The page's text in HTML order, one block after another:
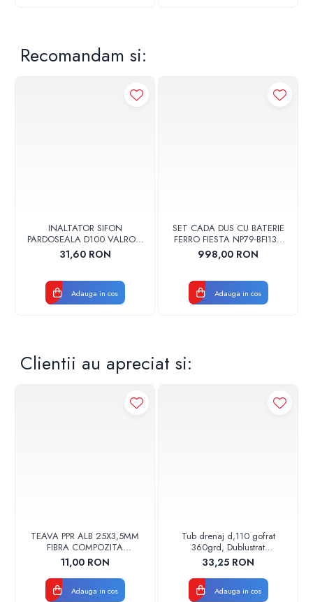
Recomandam si:
INALTATOR SIFON
PARDOSEALA D100 VALROM
17001900004
31,60 RON
Adauga in cos
SET CADA DUS CU BATERIE
FERRO FIESTA NP79-BFI13U
CROM
998,00 RON
Adauga in cos
Clientii au apreciat si:
TEAVA PPR ALB 25X3,5MM
FIBRA COMPOZITA
10033025004
VALDUOTHERM VALROM
11,00 RON
Adauga in cos
Tub drenaj d,110 gofrat
360grd, Dublustrat
verde/negru 110152 Drainkit
33,25 RON
Adauga in cos